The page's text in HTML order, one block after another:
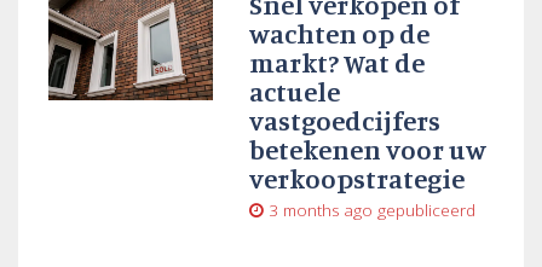
wachten op de
markt? Wat de
actuele
vastgoedcijfers
betekenen voor uw
verkoopstrategie
3 months ago gepubliceerd